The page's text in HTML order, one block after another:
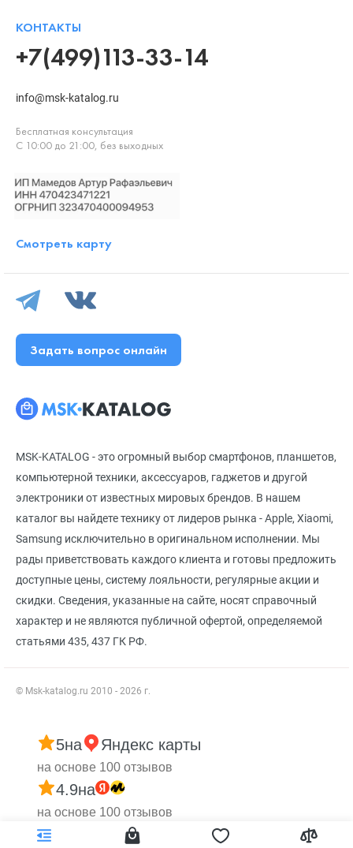
MSK-KATALOG - это огромный выбор смартфонов, планшетов,
компьютерной техники, аксессуаров, гаджетов и другой
электроники от известных мировых брендов. В нашем
каталог вы найдете технику от лидеров рынка - Apple, Xiaomi,
Samsung исключительно в оригинальном исполнении. Мы
рады приветствовать каждого клиента и готовы предложить
доступные цены, систему лояльности, регулярные акции и
скидки. Сведения, указанные на сайте, носят справочный
характер и не являются публичной офертой, определяемой
статьями 435, 437 ГК РФ.
© Msk-katalog.ru 2010 - 2026 г.
КОНТАКТЫ
+7(499)113-33-14
info@msk-katalog.ru
Бесплатная консультация
С 10:00 до 21:00, без выходных
Смотреть карту
Задать вопрос онлайн
5на Яндекс карты
на основе 100 отзывов
4.9на
на основе 100 отзывов